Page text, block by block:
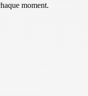
moment.